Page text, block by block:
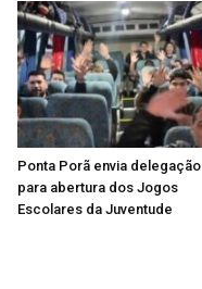
Ponta Porã envia delegação
para abertura dos Jogos
Escolares da Juventude